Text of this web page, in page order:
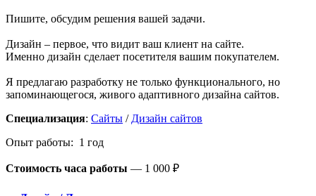
Пишите, обсудим решения вашей задачи.
Дизайн – первое, что видит ваш клиент на сайте.
Именно дизайн сделает посетителя вашим покупателем.
Я предлагаю разработку не только функционального, но
запоминающегося, живого адаптивного дизайна сайтов.
Специализация: Сайты / Дизайн сайтов
Опыт работы: 1 год
Стоимость часа работы — 1 000 ₽